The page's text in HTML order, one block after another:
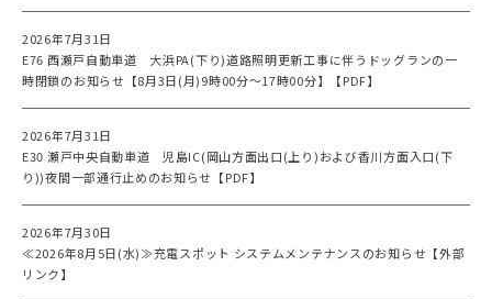
2026年7月31日
E76 西瀬戸自動車道 大浜PA(下り)道路照明更新工事に伴うドッグランの一
時閉鎖のお知らせ【8月3日(月)9時00分～17時00分】【PDF】
2026年7月31日
E30 瀬戸中央自動車道 児島IC(岡山方面出口(上り)および香川方面入口(下
り))夜間一部通行止めのお知らせ【PDF】
2026年7月30日
≪2026年8月5日(水)≫充電スポット システムメンテナンスのお知らせ【外部
リンク】